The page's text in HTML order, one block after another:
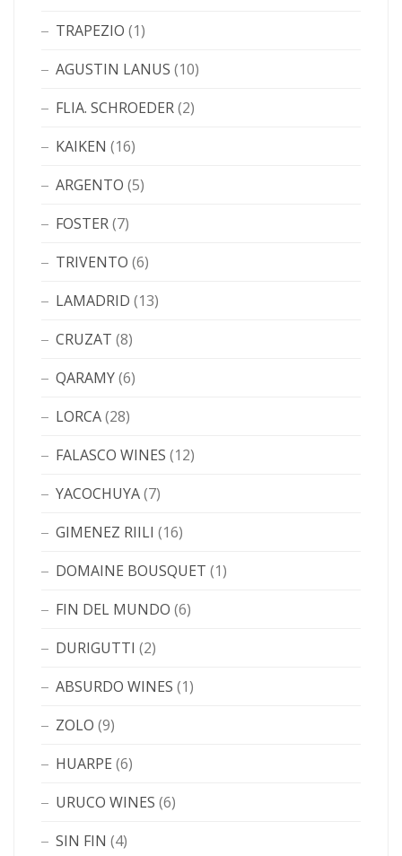
TRAPEZIO (1)
AGUSTIN LANUS (10)
FLIA. SCHROEDER(2)
KAIKEN (16)
ARGENTO (5)
FOSTER(7)
TRIVENTO (6)
LAMADRID (13)
CRUZAT (8)
QARAMY(6)
LORCA(28)
FALASCO WINES (12)
YACOCHUYA(7)
GIMENEZ RIILI (16)
DOMAINE BOUSQUET (1)
FIN DEL MUNDO (6)
DURIGUTTI (2)
ABSURDO WINES (1)
ZOLO (9)
HUARPE (6)
URUCO WINES (6)
SIN FIN (4)